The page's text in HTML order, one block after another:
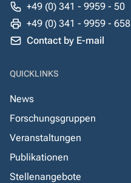
+49 (0) 341 - 9959 - 50
+49 (0) 341 - 9959 - 658
Contact by E-mail
QUICKLINKS
News
Forschungsgruppen
Veranstaltungen
Publikationen
Stellenangebote